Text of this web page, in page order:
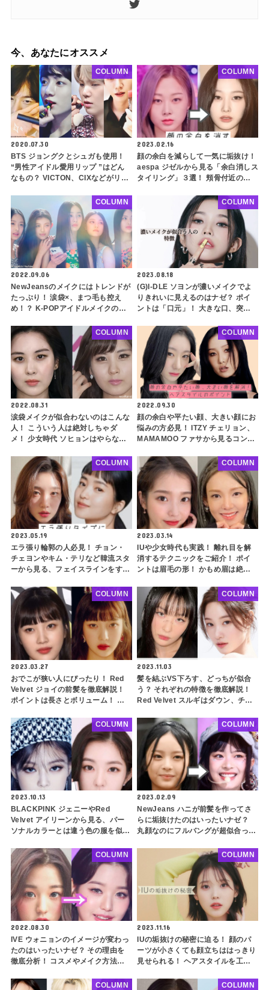
今、あなたにオススメ
2020.07.30
BTS ジョングクとシュガも使用！
“男性アイドル愛用リップ ”はどん
なもの？ VICTON、CIXなどがリア
COLUMN
2023.02.16
顔の余白を減らして一気に垢抜け！
aespa ジゼルから見る「余白消しス
タイリング」３選！ 頬骨付近のス
COLUMN
2022.09.06
NewJeansのメイクにはトレンドが
たっぷり！ 涙袋×、まつ毛も控え
め！？ K-POPアイドルメイクの常
ック
COLUMN
2023.08.18
(G)I-DLE ソヨンが濃いメイクでよ
りきれいに見えるのはナゼ？ ポイ
ントは「口元」！ 大きな口、突出
クのポイントも紹介
COLUMN
2022.08.31
涙袋メイクが似合わないのはこんな
人！ こういう人は絶対しちゃダ
メ！ 少女時代 ソヒョンはやらない
けない人の２つの特徴とは？
COLUMN
2022.09.30
顔の余白や平たい顔、大きい顔にお
悩みの方必見！ ITZY チェリョン、
MAMAMOO ファサから見るコンプ
トとは？
COLUMN
2023.05.19
エラ張り輪郭の人必見！ チョン・
チェヨンやキム・テリなど韓流スタ
ーから見る、フェイスラインをすっ
アップスタイル、レイヤードカッ
ト、チョッピーバング・・ ポイン
トを押さえてさらに小顔に
COLUMN
2023.03.14
IUや少女時代も実践！ 離れ目を解
消するテクニックをご紹介！ ポイ
ントは眉毛の形！ かもめ眉は絶対
も解説
COLUMN
2023.03.27
おでこが狭い人にぴったり！ Red
Velvet ジョイの前髪を徹底解説！
ポイントは長さとボリューム！ ぱ
っきり似合わせよう
COLUMN
2023.11.03
髪を結ぶVS下ろす、どっちが似合
う？ それぞれの特徴を徹底解説！
Red Velvet スルギはダウン、チョ
くい髪型をするときのスタイリング
のコツも紹介
COLUMN
2023.10.13
BLACKPINK ジェニーやRed
Velvet アイリーンから見る、パー
ソナルカラーとは違う色の服を似合
を押さえるだけでどんな色の服も着
こなせます
COLUMN
2023.02.09
NewJeans ハニが前髪を作ってさ
らに垢抜けたのはいったいナゼ？
丸顔なのにフルバングが超似合って
COLUMN
2022.08.30
IVE ウォニョンのイメージが変わっ
たのはいったいナゼ？ その理由を
徹底分析！ コスメやメイク方法な
イメチェンのポイントも解説
COLUMN
2023.11.16
IUの垢抜けの秘密に迫る！ 顔のパ
ーツが小さくても顔立ちははっきり
見せられる！ ヘアスタイルを工夫
COLUMN
COLUMN COLUMN